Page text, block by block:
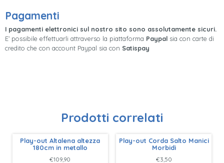
Pagamenti
I pagamenti elettronici sul nostro sito sono assolutamente sicuri.
E’ possibile effettuarli attraverso la piattaforma Paypalsia con carte di
credito che con account Paypal sia con Satispay
Prodotti correlati
Play-out Altalena altezza
180cm in metallo
€109,90
Play-out Corda Salto Manici
Morbidi
€3,50